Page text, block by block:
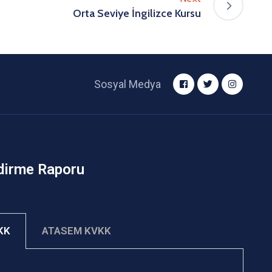
Orta Seviye İngilizce Kursu
Sosyal Medya
Raporu
ATASEM KVKK